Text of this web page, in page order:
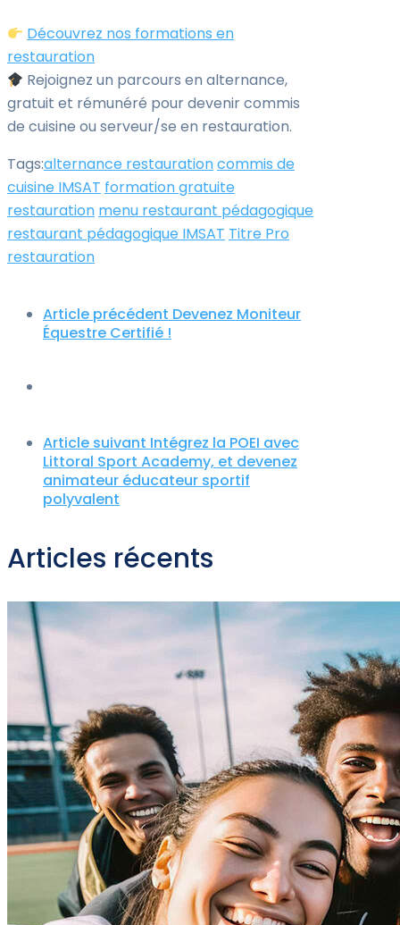
Découvrez nos formations en
restauration
Rejoignez un parcours en alternance,
gratuit et rémunéré pour devenir commis
de cuisine ou serveur/se en restauration.
Tags:alternance restaurationcommis de
cuisine IMSAT formation gratuite
restauration menu restaurant pédagogique
restaurant pédagogique IMSAT Titre Pro
restauration
Article précédent Devenez Moniteur
Équestre Certifié !
Article suivant Intégrez la POEI avec
Littoral Sport Academy, et devenez
animateur éducateur sportif
polyvalent
Articles récents